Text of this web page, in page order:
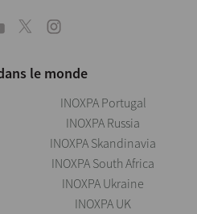
le monde
INOXPA Portugal
INOXPA Russia
INOXPA Skandinavia
INOXPA South Africa
INOXPA Ukraine
INOXPA UK